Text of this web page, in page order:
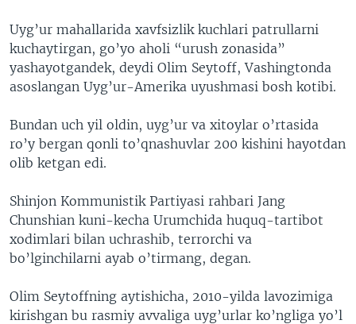
Uyg’ur mahallarida xavfsizlik kuchlari patrullarni
kuchaytirgan, go’yo aholi “urush zonasida”
yashayotgandek, deydi Olim Seytoff, Vashingtonda
asoslangan Uyg’ur-Amerika uyushmasi bosh kotibi.
Bundan uch yil oldin, uyg’ur va xitoylar o’rtasida
ro’y bergan qonli to’qnashuvlar 200 kishini hayotdan
olib ketgan edi.
Shinjon Kommunistik Partiyasi rahbari Jang
Chunshian kuni-kecha Urumchida huquq-tartibot
xodimlari bilan uchrashib, terrorchi va
bo’lginchilarni ayab o’tirmang, degan.
Olim Seytoffning aytishicha, 2010-yilda lavozimiga
kirishgan bu rasmiy avvaliga uyg’urlar ko’ngliga yo’l